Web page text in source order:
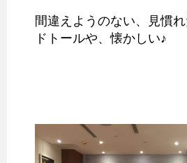
間違えようのない、見慣
ドトールや、懐かしい♪